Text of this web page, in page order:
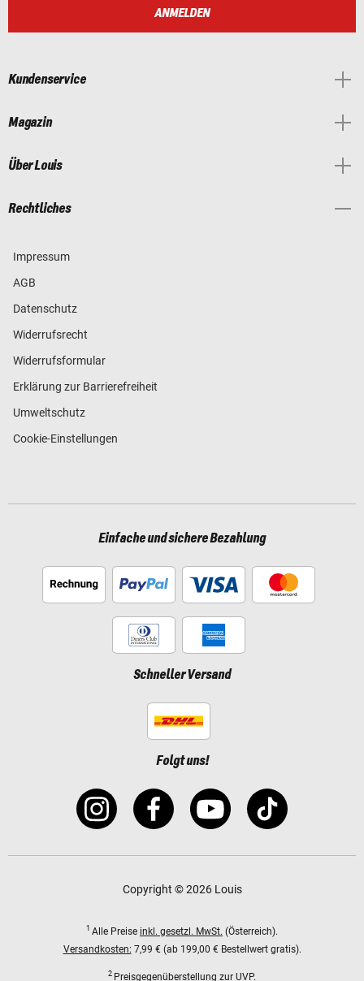
ANMELDEN
Kundenservice
Magazin
Über Louis
Rechtliches
Impressum
AGB
Datenschutz
Widerrufsrecht
Widerrufsformular
Erklärung zur Barrierefreiheit
Umweltschutz
Cookie-Einstellungen
Einfache und sichere Bezahlung
Schneller Versand
Folgt uns!
Copyright © 2026 Louis
1 Alle Preise inkl. gesetzl. MwSt. (Österreich).
Versandkosten: 7,99 € (ab 199,00 € Bestellwert gratis).
2 Preisgegenüberstellung zur UVP.